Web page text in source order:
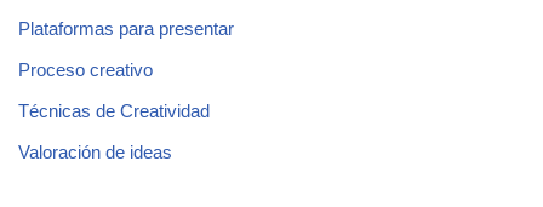
Plataformas para presentar
Proceso creativo
Técnicas de Creatividad
Valoración de ideas